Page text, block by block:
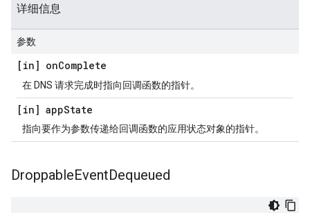
详细信息
参数
[in] onComplete
在 DNS 请求完成时指向回调函数的指针。
[in] appState
指向要作为参数传递给回调函数的应用状态对象的指针。
DroppableEventDequeued